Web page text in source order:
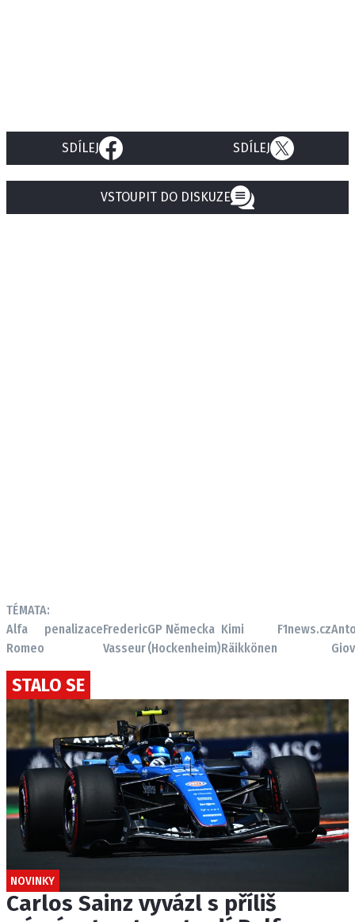
SDÍLEJ SDÍLEJ
VSTOUPIT DO DISKUZE
TÉMATA:
Alfa
Romeo
penalizaceFrederic
Vasseur
GP Německa
(Hockenheim)
Kimi
Räikkönen
F1news.cz
STALO SE
NOVINKY
Carlos Sainz vyvázl s příliš